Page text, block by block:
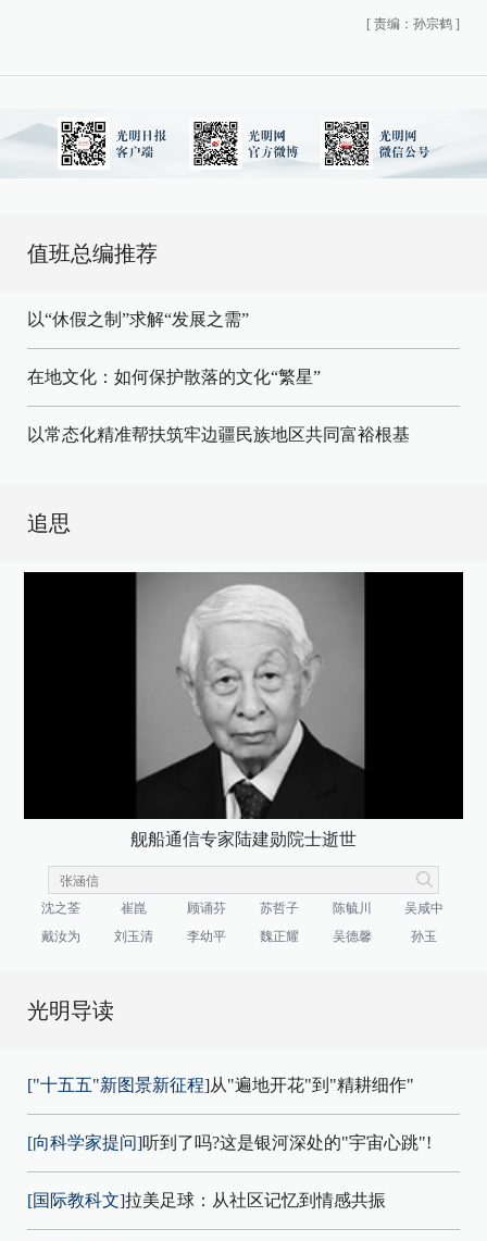
[ 责编：孙宗鹤 ]
值班总编推荐
以“休假之制”求解“发展之需”
在地文化：如何保护散落的文化“繁星”
以常态化精准帮扶筑牢边疆民族地区共同富裕根基
追思
舰船通信专家陆建勋院士逝世
沈之荃 崔崑 顾诵芬 苏哲子 陈毓川
吴咸中
戴汝为
刘玉清 李幼平 魏正耀 吴德馨 孙玉
光明导读
["十五五"新图景新征程]从"遍地开花"到"精耕细作"
[向科学家提问]听到了吗?这是银河深处的"宇宙心跳"!
[国际教科文]拉美足球：从社区记忆到情感共振